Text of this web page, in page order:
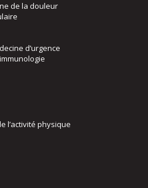
de la douleur
d’urgence
l’activité physique